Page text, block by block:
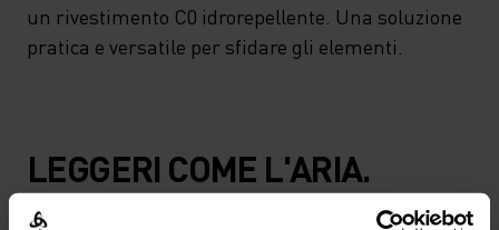
un rivestimento C0 idrorepellente. Una soluzione
pratica e versatile per sfidare gli elementi.
LEGGERI COME L'ARIA.
VELOCI COME IL VENTO.